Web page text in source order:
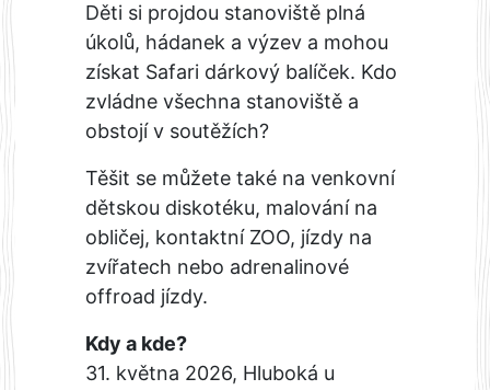
Děti si projdou stanoviště plná
úkolů, hádanek a výzev a mohou
získat Safari dárkový balíček. Kdo
zvládne všechna stanoviště a
obstojí v soutěžích?
Těšit se můžete také na venkovní
dětskou diskotéku, malování na
obličej, kontaktní ZOO, jízdy na
zvířatech nebo adrenalinové
offroad jízdy.
Kdy a kde?
31. května 2026, Hluboká u